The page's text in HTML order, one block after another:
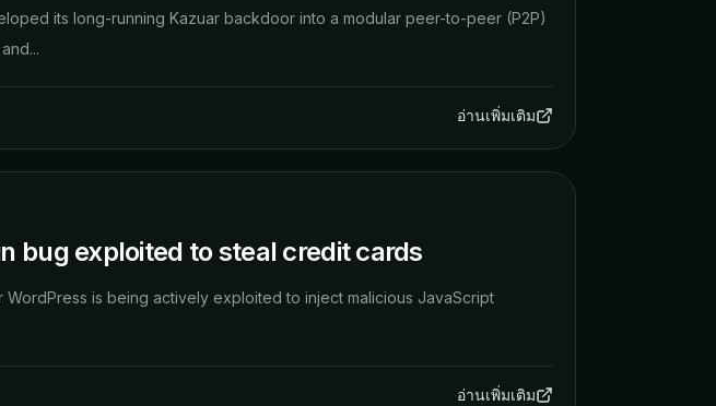
its long-running Kazuar backdoor into a modular peer-to-peer (P2P)
อ่านเพิ่มเติม
bug exploited to steal credit cards
is being actively exploited to inject malicious JavaScript
อ่านเพิ่มเติม